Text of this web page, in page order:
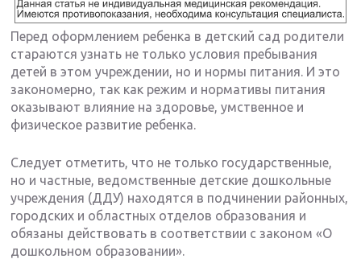
Перед оформлением ребенка в детский сад родители
стараются узнать не только условия пребывания
детей в этом учреждении, но и нормы питания. И это
закономерно, так как режим и нормативы питания
оказывают влияние на здоровье, умственное и
физическое развитие ребенка.
Следует отметить, что не только государственные,
но и частные, ведомственные детские дошкольные
учреждения (ДДУ) находятся в подчинении районных,
городских и областных отделов образования и
обязаны действовать в соответствии с законом «О
дошкольном образовании».